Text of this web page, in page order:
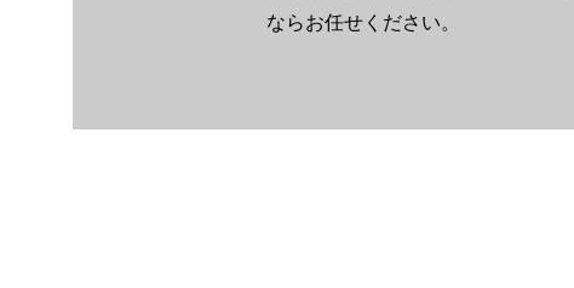
ならお任せください。